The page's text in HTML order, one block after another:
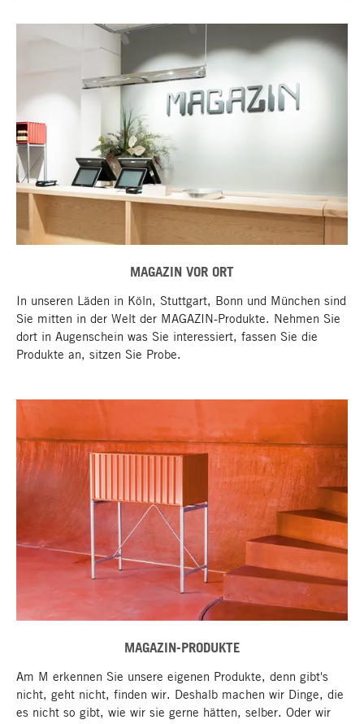
MAGAZIN VOR ORT
In unseren Läden in Köln, Stuttgart, Bonn und München sind
Sie mitten in der Welt der MAGAZIN-Produkte. Nehmen Sie
dort in Augenschein was Sie interessiert, fassen Sie die
Produkte an, sitzen Sie Probe.
MAGAZIN-PRODUKTE
Am M erkennen Sie unsere eigenen Produkte, denn gibt's
nicht, geht nicht, finden wir. Deshalb machen wir Dinge, die
es nicht so gibt, wie wir sie gerne hätten, selber. Oder wir
Nach oben